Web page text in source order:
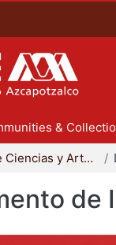
&
División de Ciencias y Artes para el Diseño
de